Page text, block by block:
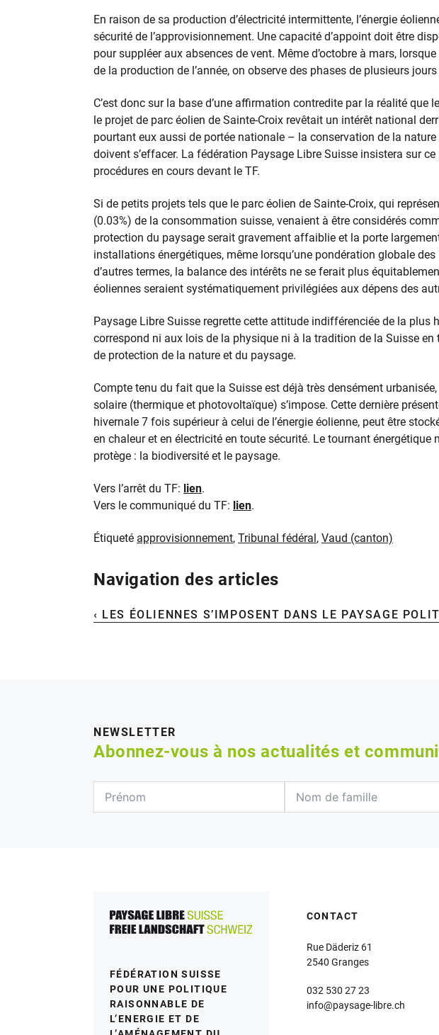
En raison de sa production d’électricité intermittente, l’énergie
sécurité de l’approvisionnement. Une capacité d’appoint doit être
pour suppléer aux absences de vent. Même d’octobre à mars,
de la production de l’année, on observe des phases de plusieurs
C’est donc sur la base d’une affirmation contredite par la réalité que
le projet de parc éolien de Sainte-Croix revêtait un intérêt national
pourtant eux aussi de portée nationale – la conservation de la
doivent s’effacer. La fédération Paysage Libre Suisse insistera sur
procédures en cours devant le TF.
Si de petits projets tels que le parc éolien de Sainte-Croix, qui
(0.03%) de la consommation suisse, venaient à être considérés
protection du paysage serait gravement affaiblie et la porte
installations énergétiques, même lorsqu’une pondération globale des
d’autres termes, la balance des intérêts ne se ferait plus
éoliennes seraient systématiquement privilégiées aux dépens des
Paysage Libre Suisse regrette cette attitude indifférenciée de la plus
correspond ni aux lois de la physique ni à la tradition de la Suisse en
de protection de la nature et du paysage.
Compte tenu du fait que la Suisse est déjà très densément
solaire (thermique et photovoltaïque) s’impose. Cette dernière
hivernale 7 fois supérieur à celui de l’énergie éolienne, peut être
en chaleur et en électricité en toute sécurité. Le tournant énergétique
protège : la biodiversité et le paysage.
Vers l’arrêt du TF: lien.
Vers le communiqué du TF: lien.
Étiqueté approvisionnement, Tribunal fédéral, Vaud (canton)
Navigation des articles
‹ LES ÉOLIENNES S’IMPOSENT DANS LE PAYSAGE
NEWSLETTER
Abonnez-vous à nos actualités et
FÉDÉRATION SUISSE
POUR UNE POLITIQUE
RAISONNABLE DE
L’ENERGIE ET DE
CONTACT
Rue Däderiz 61
2540 Granges
032 530 27 23
info@paysage-libre.ch